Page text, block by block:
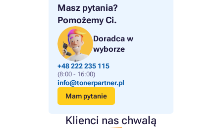
Masz pytania?
Pomożemy Ci.
Doradca w
wyborze
+48 222 235 115
(8:00 - 16:00)
info@tonerpartner.pl
Mam pytanie
Klienci nas chwalą